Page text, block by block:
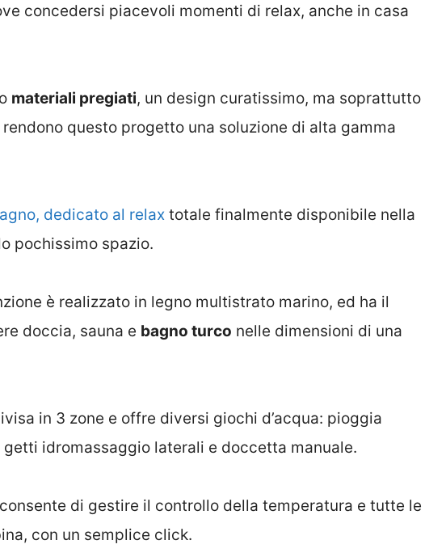
concedersi piacevoli momenti di relax, anche in casa
materiali pregiati, un design curatissimo, ma soprattutto
rendono questo progetto una soluzione di alta gamma
dedicato al relax totale finalmente disponibile nella
pochissimo spazio.
è realizzato in legno multistrato marino, ed ha il
doccia, sauna e bagno turco nelle dimensioni di una
in 3 zone e offre diversi giochi d’acqua: pioggia
getti idromassaggio laterali e doccetta manuale.
di gestire il controllo della temperatura e tutte le
con un semplice click.